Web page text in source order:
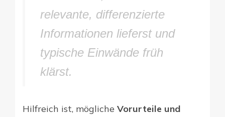
relevante, differenzierte
Informationen lieferst und
typische Einwände früh
klärst.
Hilfreich ist, mögliche Vorurteile und